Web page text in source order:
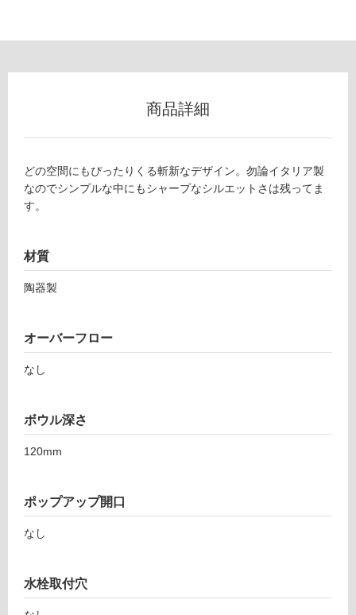
イ
屋
商品詳細
どの空間にもぴったりくる斬新なデザイン。勿論イタリア製
なのでシンプルな中にもシャープなシルエットさは残ってま
す。
材質
陶器製
オーバーフロー
なし
ボウル深さ
120mm
ポップアップ開口
なし
水栓取付穴